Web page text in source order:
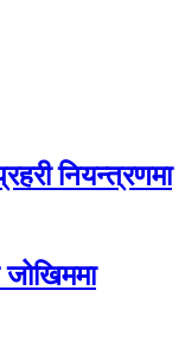
नियन्त्रणमा
जोखिममा